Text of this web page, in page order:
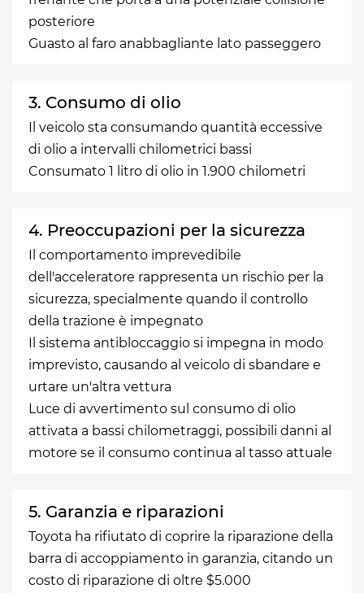
posteriore
Guasto al faro anabbagliante lato passeggero
3. Consumo di olio
Il veicolo sta consumando quantità eccessive
di olio a intervalli chilometrici bassi
Consumato 1 litro di olio in 1.900 chilometri
4. Preoccupazioni per la sicurezza
Il comportamento imprevedibile
dell'acceleratore rappresenta un rischio per la
sicurezza, specialmente quando il controllo
della trazione è impegnato
Il sistema antibloccaggio si impegna in modo
imprevisto, causando al veicolo di sbandare e
urtare un'altra vettura
Luce di avvertimento sul consumo di olio
attivata a bassi chilometraggi, possibili danni al
motore se il consumo continua al tasso attuale
5. Garanzia e riparazioni
Toyota ha rifiutato di coprire la riparazione della
barra di accoppiamento in garanzia, citando un
costo di riparazione di oltre $5.000